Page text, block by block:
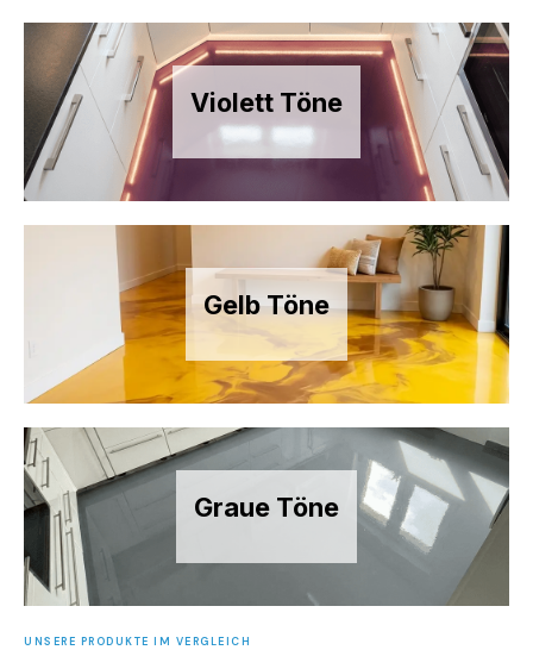
Violett Töne
Gelb Töne
Graue Töne
UNSERE PRODUKTE IM VERGLEICH